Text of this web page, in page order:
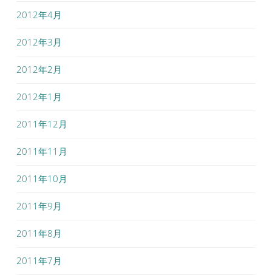
2012年4月
2012年3月
2012年2月
2012年1月
2011年12月
2011年11月
2011年10月
2011年9月
2011年8月
2011年7月